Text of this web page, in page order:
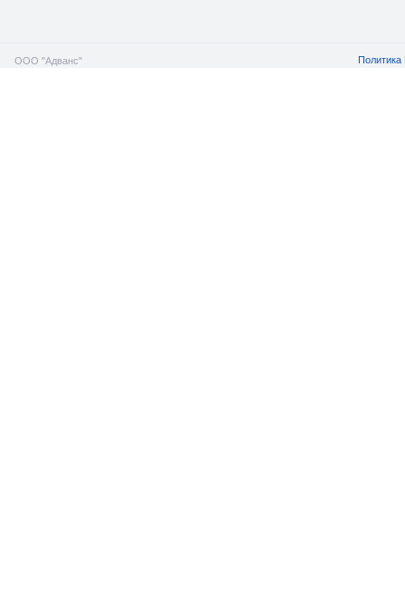
ООО "Адванс" Политика